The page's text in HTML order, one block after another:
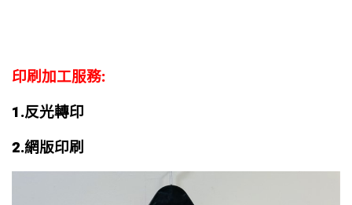
印刷加工服務:
1.反光轉印
2.網版印刷